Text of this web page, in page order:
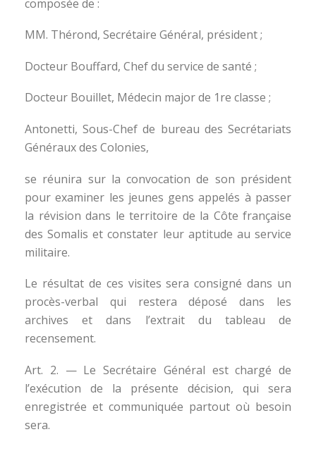
composée de :
MM. Thérond, Secrétaire Général, président ;
Docteur Bouffard, Chef du service de santé ;
Docteur Bouillet, Médecin major de 1re classe ;
Antonetti, Sous-Chef de bureau des Secrétariats
Généraux des Colonies,
se réunira sur la convocation de son président
pour examiner les jeunes gens appelés à passer
la révision dans le territoire de la Côte française
des Somalis et constater leur aptitude au service
militaire.
Le résultat de ces visites sera consigné dans un
procès-verbal qui restera déposé dans les
archives et dans l’extrait du tableau de
recensement.
Art. 2. — Le Secrétaire Général est chargé de
l’exécution de la présente décision, qui sera
enregistrée et communiquée partout où besoin
sera.